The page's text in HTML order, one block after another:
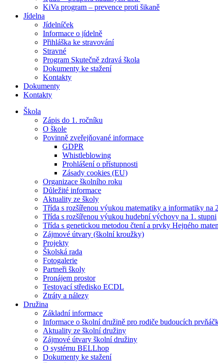
KiVa program – prevence proti šikaně
Jídelna
Jídelníček
Informace o jídelně
Přihláška ke stravování
Stravné
Program Skutečně zdravá škola
Dokumenty ke stažení
Kontakty
Dokumenty
Kontakty
Škola
Zápis do 1. ročníku
O škole
Povinně zveřejňované informace
GDPR
Whistleblowing
Prohlášení o přístupnosti
Zásady cookies (EU)
Organizace školního roku
Důležité informace
Aktuality ze školy
Třída s rozšířenou výukou matematiky a informatiky na
Třída s rozšířenou výukou hudební výchovy na 1. stupni
Třída s genetickou metodou čtení a prvky Hejného
Zájmové útvary (školní kroužky)
Projekty
Školská rada
Fotogalerie
Partneři školy
Pronájem prostor
Testovací středisko ECDL
Ztráty a nálezy
Družina
Základní informace
Informace o školní družině pro rodiče budoucích
Aktuality ze školní družiny
Zájmové útvary školní družiny
O systému BELLhop
Dokumenty ke stažení